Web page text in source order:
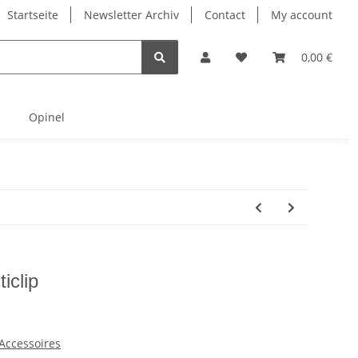
Startseite Newsletter Archiv Contact My account
0,00 €
Opinel